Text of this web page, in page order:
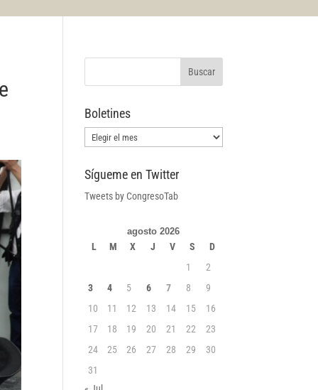
Boletines
Boletines
Sígueme en Twitter
Tweets by CongresoTab
agosto 2026
L M X J V S
D
1
2
3
4 5 6 7 8
9
10
11 12 13 14 15
16
17
18 19 20 21 22
23
24
25 26 27 28 29
30
31